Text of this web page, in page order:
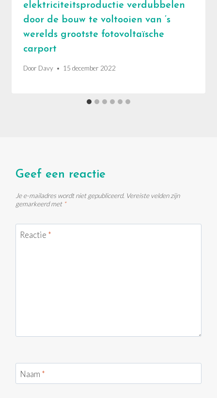
elektriciteitsproductie verdubbelen
door de bouw te voltooien van ’s
werelds grootste fotovoltaïsche
carport
Door Davy 15 december 2022
Geef een reactie
Je e-mailadres wordt niet gepubliceerd. Vereiste velden zijn
gemarkeerd met *
Reactie *
Naam *